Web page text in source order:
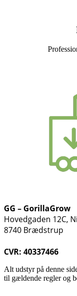
GG – GorillaGrow
Hovedgaden 12C,
8740 Brædstrup
CVR: 40337466
Alt udstyr på denne
til gældende regler og